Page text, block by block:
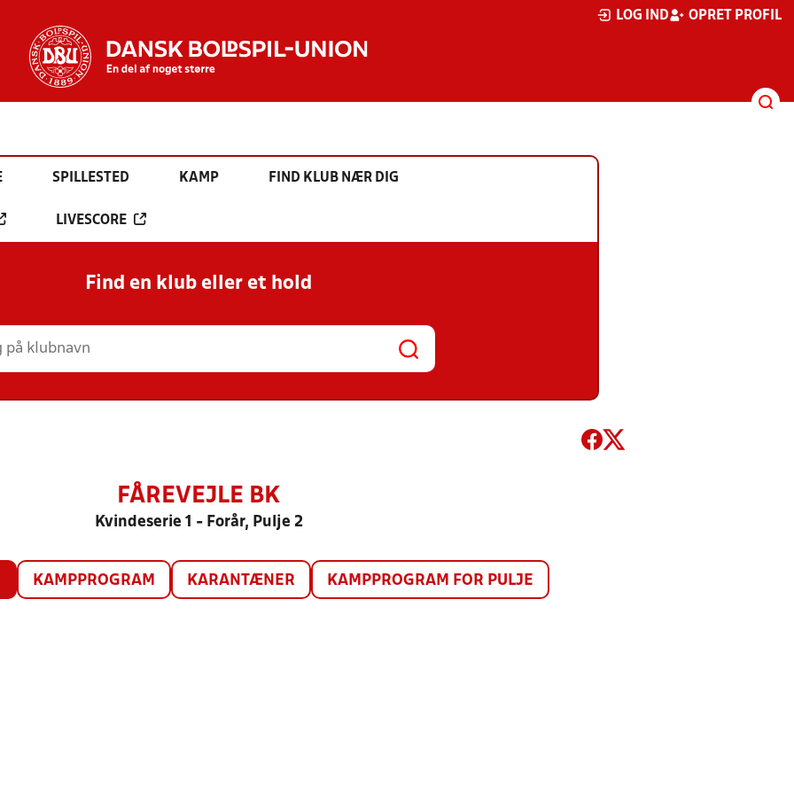
LOG IND OPRET PROFIL
SPILLESTED KAMP FIND KLUB NÆR DIG
LIVESCORE
Find en klub eller et hold
FÅREVEJLE BK
Kvindeserie 1 - Forår, Pulje 2
KAMPPROGRAM KARANTÆNER KAMPPROGRAM FOR PULJE